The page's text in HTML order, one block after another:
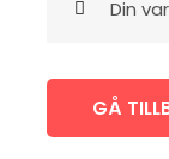
Din
GÅ